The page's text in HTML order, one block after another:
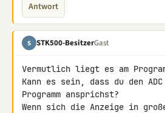
Antwort
S STK500-BesitzerGast
Vermutlich liegt es am
Kann es sein, dass du den
Programm ansprichst?
Wenn sich die Anzeige in